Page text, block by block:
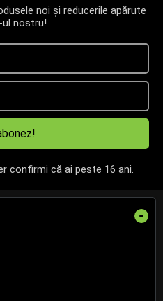
noi și reducerile apărute
nostru!
confirmi că ai peste 16 ani.
-